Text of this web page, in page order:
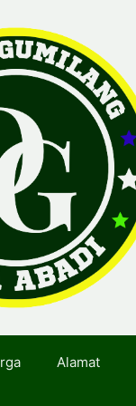
Alamat